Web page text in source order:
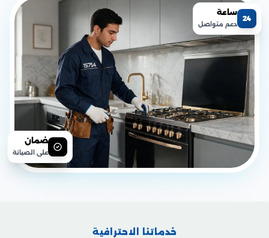
24
ساعة
دعم متواصل
ضمان
على الصيانة
خدماتنا الاحترافية